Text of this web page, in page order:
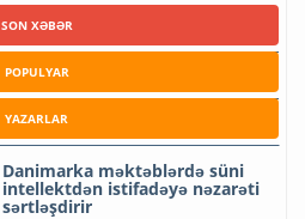
SON XƏBƏR
POPULYAR
YAZARLAR
Danimarka məktəblərdə süni
intellektdən istifadəyə nəzarəti
sərtləşdirir